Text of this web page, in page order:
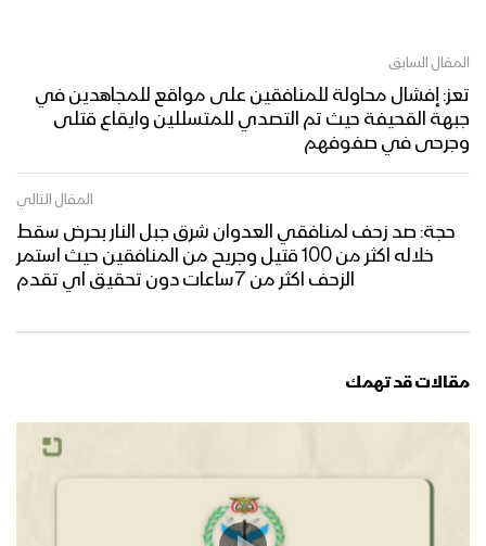
المقال السابق
تعز: إفشال محاولة للمنافقين على مواقع للمجاهدين في
جبهة القحيفة حيث تم التصدي للمتسللين وايقاع قتلى
وجرحى في صفوفهم
المقال التالي
حجة: صد زحف لمنافقي العدوان شرق جبل النار بحرض سقط
خلاله اكثر من 100 قتيل وجريح من المنافقين حيث استمر
الزحف اكثر من 7ساعات دون تحقيق اي تقدم
مقالات قد تهمك